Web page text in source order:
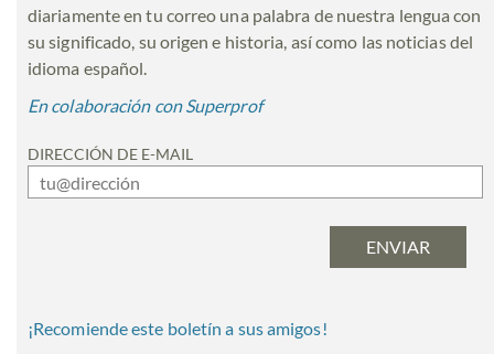
diariamente en tu correo una palabra de nuestra lengua con
su significado, su origen e historia, así como las noticias del
idioma español.
En colaboración con Superprof
DIRECCIÓN DE E-MAIL
¡Recomiende este boletín a sus amigos!